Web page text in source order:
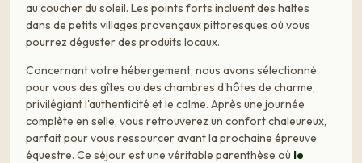
au coucher du soleil. Les points forts incluent des haltes
dans de petits villages provençaux pittoresques où vous
pourrez déguster des produits locaux.
Concernant votre hébergement, nous avons sélectionné
pour vous des gîtes ou des chambres d'hôtes de charme,
privilégiant l'authenticité et le calme. Après une journée
complète en selle, vous retrouverez un confort chaleureux,
parfait pour vous ressourcer avant la prochaine épreuve
équestre. Ce séjour est une véritable parenthèse où le